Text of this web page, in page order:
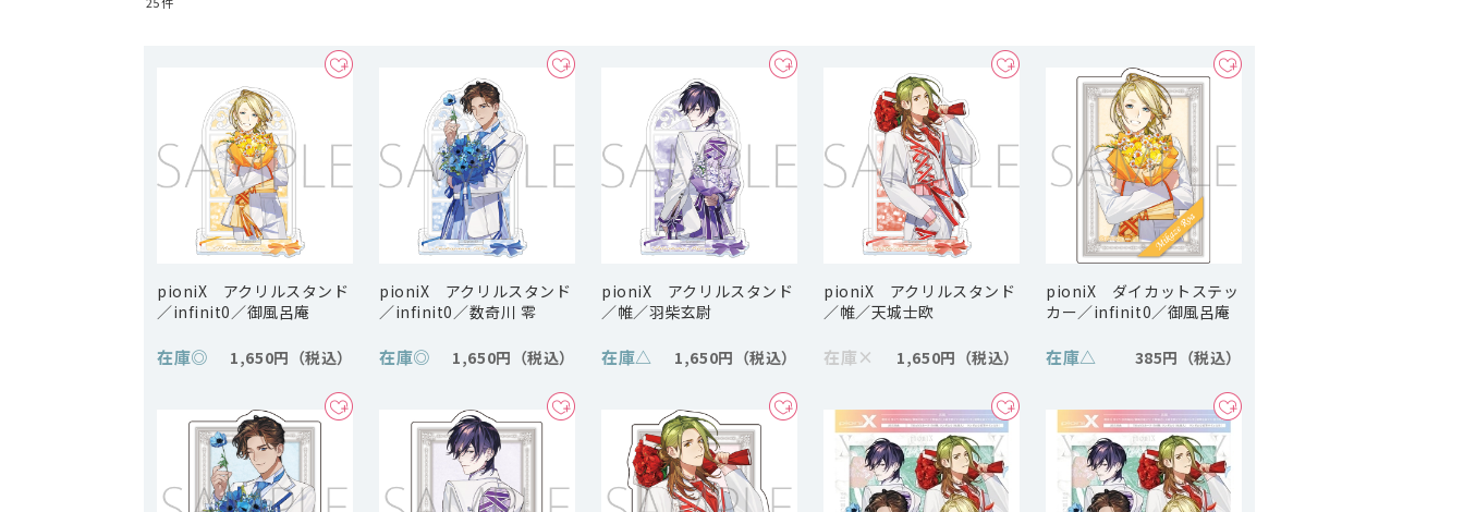
pioniX アクリルスタンド
／infinit0／御風呂庵
在庫◎ 1,650円
pioniX アクリルスタンド
／infinit0／数奇川 零
在庫◎ 1,650円
pioniX アクリルスタンド
／帷／羽柴玄尉
在庫△ 1,650円
pioniX アクリルスタンド
／帷／天城士欧
在庫× 1,650円
pioniX ダイカットステッ
カー／infinit0／御風呂庵
在庫△ 385円